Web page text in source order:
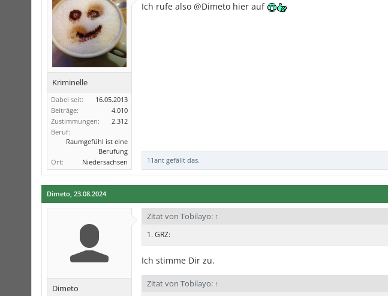
Kriminelle
Dabei seit:
16.05.2013
Beiträge:
4.010
Zustimmungen:
2.312
Beruf:
Raumgefühl ist eine
Berufung
Ort:
Niedersachsen
Ich rufe also @Dimeto hier auf
11ant gefällt das.
Dimeto, 23.08.2024
Dimeto
Zitat von Tobilayo: ↑
1. GRZ:
Ich stimme Dir zu.
Zitat von Tobilayo: ↑